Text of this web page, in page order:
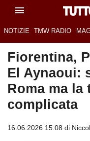
NOTIZIE TMW RADIO
Fiorentina,
El Aynaoui:
Roma ma la
complicata
16.06.2026 15:08 di